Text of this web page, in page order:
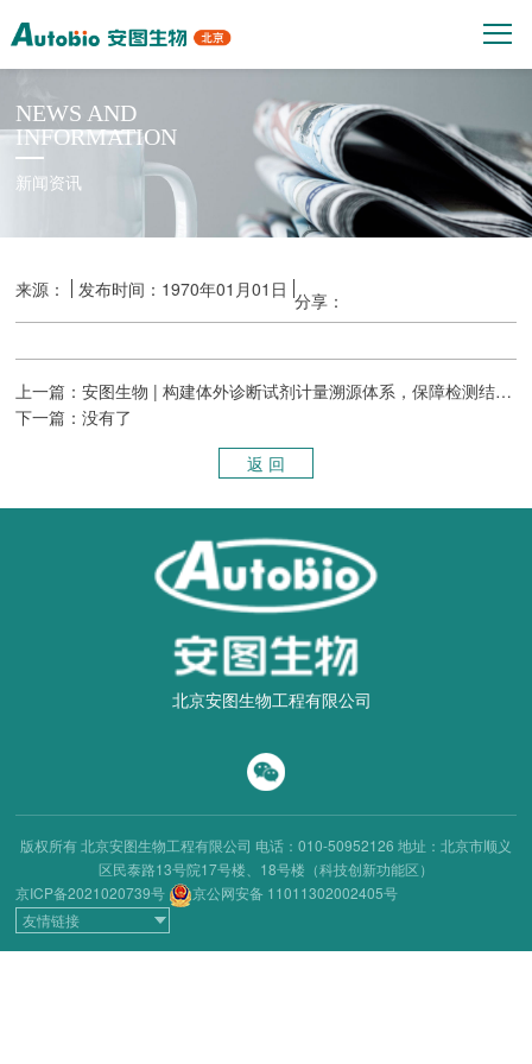
NEWS AND
INFORMATION
新闻资讯
来源： 发布时间：1970年01月01日 分享：
上一篇：安图生物 | 构建体外诊断试剂计量溯源体系，保障检测结果准确可靠
下一篇：没有了
返 回
北京安图生物工程有限公司
版权所有 北京安图生物工程有限公司 电话：010-50952126 地址：北京市顺义
区民泰路13号院17号楼、18号楼（科技创新功能区）
京ICP备2021020739号
京公网安备 11011302002405号